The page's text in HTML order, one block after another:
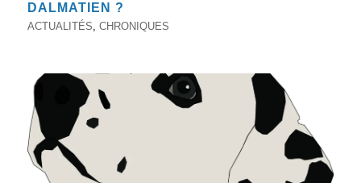
DALMATIEN ?
ACTUALITÉS, CHRONIQUES